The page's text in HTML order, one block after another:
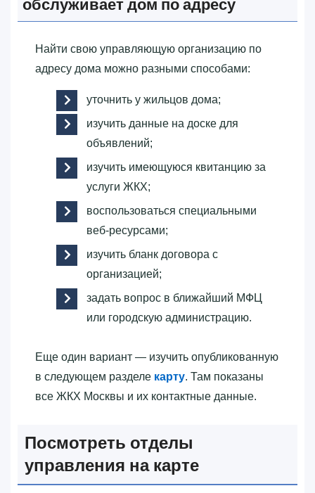
Найти свою управляющую организацию по
адресу дома можно разными способами:
уточнить у жильцов дома;
изучить данные на доске для
объявлений;
изучить имеющуюся квитанцию за
услуги ЖКХ;
воспользоваться специальными
веб-ресурсами;
изучить бланк договора с
организацией;
задать вопрос в ближайший МФЦ
или городскую администрацию.
Еще один вариант — изучить опубликованную
в следующем разделе карту. Там показаны
все ЖКХ Москвы и их контактные данные.
Посмотреть отделы
управления на карте